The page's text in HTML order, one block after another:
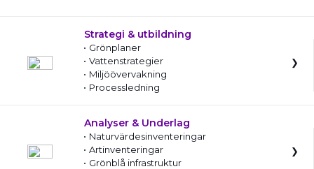
Strategi & utbildning
Grönplaner
Vattenstrategier
Miljöövervakning
Processledning
Analyser & Underlag
Naturvärdesinventeringar
Artinventeringar
Grönblå infrastruktur